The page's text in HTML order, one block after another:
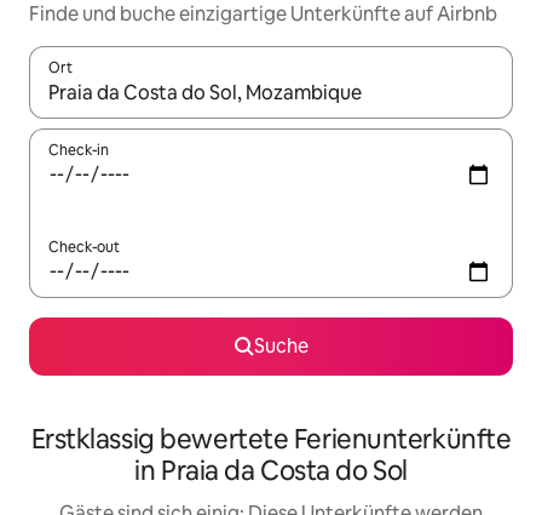
Finde und buche einzigartige Unterkünfte auf Airbnb
Ort
Wenn Ergebnisse verfügbar sind, navigiere mit den
Check-in
Check-out
Suche
Erstklassig bewertete Ferienunterkünfte
in Praia da Costa do Sol